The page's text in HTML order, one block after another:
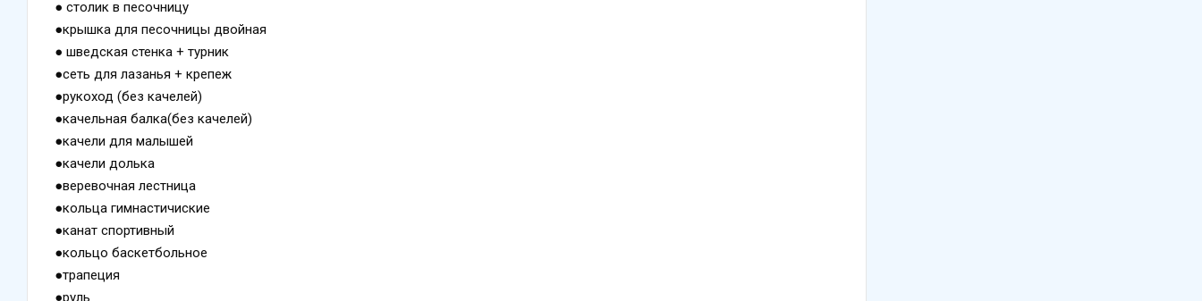
● столик в песочницу
●крышка для песочницы двойная
● шведская стенка + турник
●сеть для лазанья + крепеж
●рукоход (без качелей)
●качельная балка(без качелей)
●качели для малышей
●качели долька
●веревочная лестница
●кольца гимнастичиские
●канат спортивный
●кольцо баскетбольное
●трапеция
●руль